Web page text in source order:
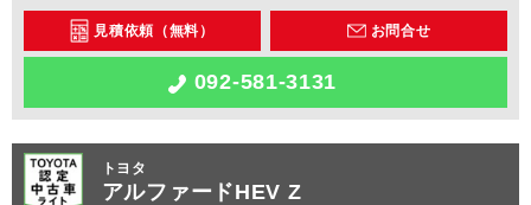
見積依頼（無料） お問合せ
092-581-3131
トヨタ
アルファードHEV Z